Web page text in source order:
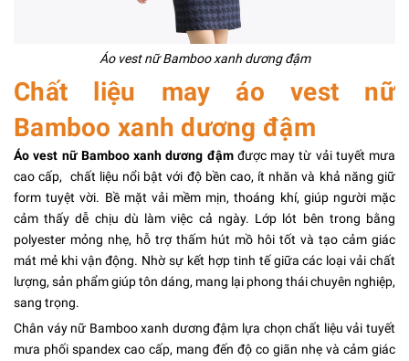
Áo vest nữ Bamboo xanh dương đậm
Chất liệu may áo vest nữ
Bamboo xanh dương đậm
Áo vest nữ Bamboo xanh dương đậmđược may từ vải tuyết mưa
cao cấp, chất liệu nổi bật với độ bền cao, ít nhăn và khả năng giữ
form tuyệt vời. Bề mặt vải mềm mịn, thoáng khí, giúp người mặc
cảm thấy dễ chịu dù làm việc cả ngày. Lớp lót bên trong bằng
polyester mỏng nhẹ, hỗ trợ thấm hút mồ hôi tốt và tạo cảm giác
mát mẻ khi vận động. Nhờ sự kết hợp tinh tế giữa các loại vải chất
lượng, sản phẩm giúp tôn dáng, mang lại phong thái chuyên nghiệp,
sang trọng.
Chân váy nữ Bamboo xanh dương đậm lựa chọn chất liệu vải tuyết
mưa phối spandex cao cấp, mang đến độ co giãn nhẹ và cảm giác